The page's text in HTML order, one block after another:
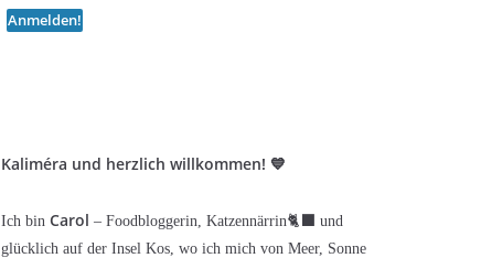
Kaliméra und herzlich willkommen! 💙
Ich bin Carol – Foodbloggerin, Katzennärrin🐈‍⬛ und
glücklich auf der Insel Kos, wo ich mich von Meer, Sonne